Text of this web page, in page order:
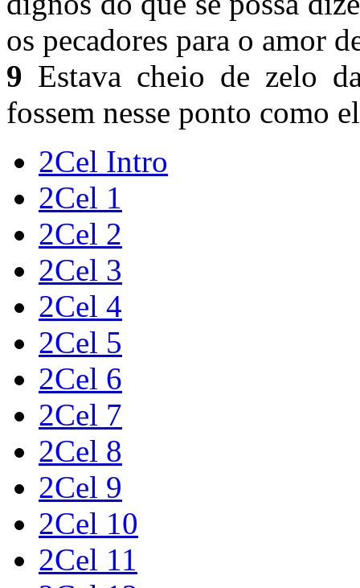
os pecadores para o amor
9 Estava cheio de zelo
fossem nesse ponto como
2Cel Intro
2Cel 1
2Cel 2
2Cel 3
2Cel 4
2Cel 5
2Cel 6
2Cel 7
2Cel 8
2Cel 9
2Cel 10
2Cel 11